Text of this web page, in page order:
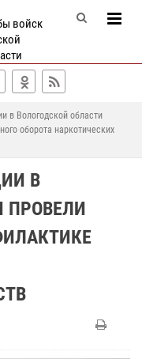
войск
в Вологодской области
оборота наркотических
В
ПРОВЕЛИ